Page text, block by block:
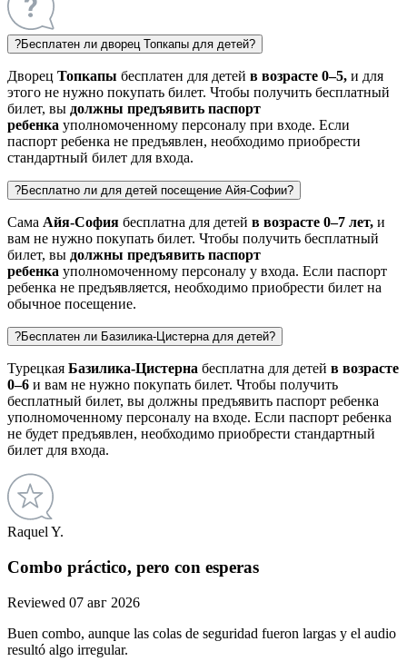
?Бесплатен ли дворец Топкапы для детей?
Дворец Топкапы бесплатен для детей в возрасте 0–5, и для
этого не нужно покупать билет. Чтобы получить бесплатный
билет, вы должны предъявить паспорт
ребенка уполномоченному персоналу при входе. Если
паспорт ребенка не предъявлен, необходимо приобрести
стандартный билет для входа.
?Бесплатно ли для детей посещение Айя-Софии?
Сама Айя-София бесплатна для детей в возрасте 0–7 лет, и
вам не нужно покупать билет. Чтобы получить бесплатный
билет, вы должны предъявить паспорт
ребенка уполномоченному персоналу у входа. Если паспорт
ребенка не предъявляется, необходимо приобрести билет на
обычное посещение.
?Бесплатен ли Базилика-Цистерна для детей?
Турецкая Базилика-Цистерна бесплатна для детей в возрасте
0–6 и вам не нужно покупать билет. Чтобы получить
бесплатный билет, вы должны предъявить паспорт ребенка
уполномоченному персоналу на входе. Если паспорт ребенка
не будет предъявлен, необходимо приобрести стандартный
билет для входа.
Raquel Y.
Combo práctico, pero con esperas
Reviewed 07 авг 2026
Buen combo, aunque las colas de seguridad fueron largas y el audio
resultó algo irregular.